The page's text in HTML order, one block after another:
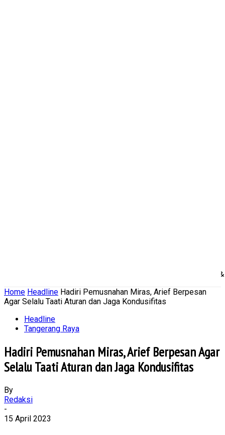
Politik
Home Headline Hadiri Pemusnahan Miras, Arief Berpesan
Agar Selalu Taati Aturan dan Jaga Kondusifitas
Headline
Tangerang Raya
Hadiri Pemusnahan Miras, Arief Berpesan Agar
Selalu Taati Aturan dan Jaga Kondusifitas
By
Redaksi
-
15 April 2023